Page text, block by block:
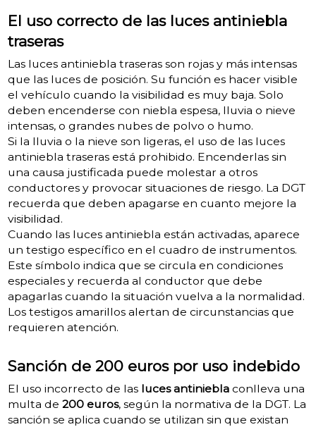
El uso correcto de las luces antiniebla
traseras
Las luces antiniebla traseras son rojas y más intensas
que las luces de posición. Su función es hacer visible
el vehículo cuando la visibilidad es muy baja. Solo
deben encenderse con niebla espesa, lluvia o nieve
intensas, o grandes nubes de polvo o humo.
Si la lluvia o la nieve son ligeras, el uso de las luces
antiniebla traseras está prohibido. Encenderlas sin
una causa justificada puede molestar a otros
conductores y provocar situaciones de riesgo. La DGT
recuerda que deben apagarse en cuanto mejore la
visibilidad.
Cuando las luces antiniebla están activadas, aparece
un testigo específico en el cuadro de instrumentos.
Este símbolo indica que se circula en condiciones
especiales y recuerda al conductor que debe
apagarlas cuando la situación vuelva a la normalidad.
Los testigos amarillos alertan de circunstancias que
requieren atención.
Sanción de 200 euros por uso indebido
El uso incorrecto de las luces antinieblaconlleva una
multa de 200 euros, según la normativa de la DGT. La
sanción se aplica cuando se utilizan sin que existan